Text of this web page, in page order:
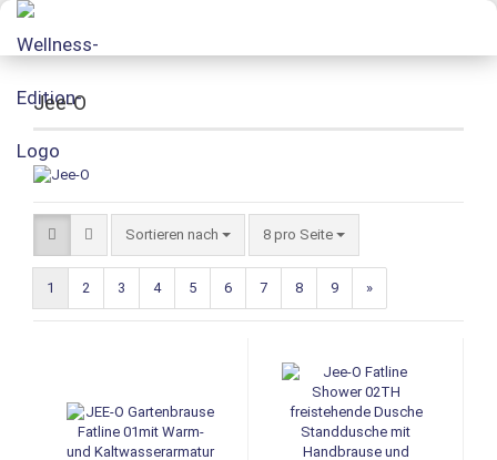
Jee-O
Sortieren nach 8 pro Seite
1 2 3 4 5 6 7 8 9 »